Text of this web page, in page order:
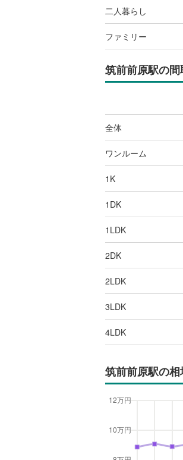
二人暮らし
ファミリー
筑前前原駅の
全体
ワンルーム
1K
1DK
1LDK
2DK
2LDK
3LDK
4LDK
筑前前原駅の相